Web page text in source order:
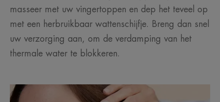
masseer met uw vingertoppen en dep het teveel op
met een herbruikbaar wattenschijfje. Breng dan snel
uw verzorging aan, om de verdamping van het
thermale water te blokkeren.